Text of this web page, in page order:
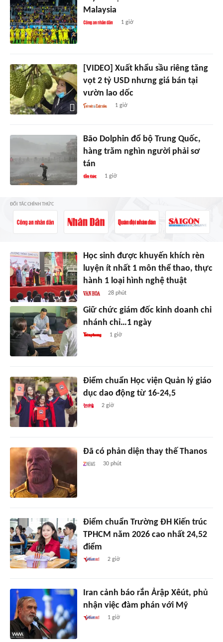
Malaysia
1 giờ
[VIDEO] Xuất khẩu sầu riêng tăng
vọt 2 tỷ USD nhưng giá bán tại
vườn lao dốc
1 giờ
Bão Dolphin đổ bộ Trung Quốc,
hàng trăm nghìn người phải sơ
tán
1 giờ
ĐỐI TÁC CHÍNH THỨC
Học sinh được khuyến khích rèn
luyện ít nhất 1 môn thể thao, thực
hành 1 loại hình nghệ thuật
28 phút
Giữ chức giám đốc kinh doanh chi
nhánh chỉ…1 ngày
1 giờ
Điểm chuẩn Học viện Quản lý giáo
dục dao động từ 16-24,5
2 giờ
Đã có phản diện thay thế Thanos
30 phút
Điểm chuẩn Trường ĐH Kiến trúc
TPHCM năm 2026 cao nhất 24,52
điểm
2 giờ
Iran cảnh báo rắn Ảrập Xêút, phủ
nhận việc đàm phán với Mỹ
1 giờ